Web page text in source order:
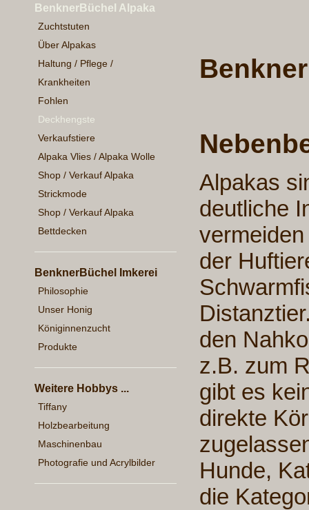
BenknerBüchel Alpaka
Zuchtstuten
Über Alpakas
Haltung / Pflege /
Krankheiten
Fohlen
Deckhengste
Verkaufstiere
Alpaka Vlies / Alpaka Wolle
Shop / Verkauf Alpaka
Strickmode
Shop / Verkauf Alpaka
Bettdecken
BenknerBüchel Imkerei
Philosophie
Unser Honig
Königinnenzucht
Produkte
Weitere Hobbys ...
Tiffany
Holzbearbeitung
Maschinenbau
Photografie und Acrylbilder
Alpakas
deutliche
der
den
z.B. zum
gibt es
direkte
Hunde,
die